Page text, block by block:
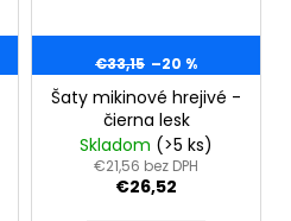
€33,15 –20 %
Šaty mikinové hrejivé -
čierna lesk
Skladom (>5 ks)
€21,56 bez DPH
€26,52